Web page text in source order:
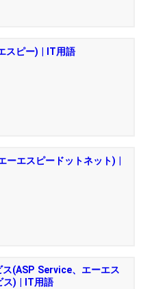
スピー) | IT用語
ーエスピードットネット) |
ス(ASP Service、エーエス
ス) | IT用語